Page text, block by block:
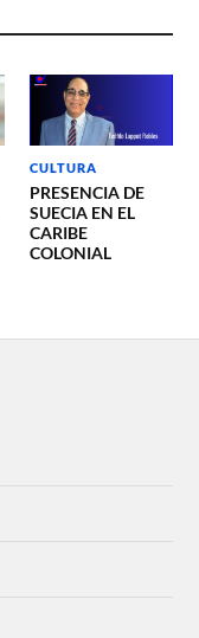
CULTURA
PRESENCIA DE
SUECIA EN EL
CARIBE
COLONIAL